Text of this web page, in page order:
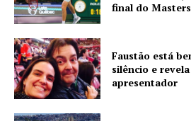
final do
Faustão está
silêncio e
apresentador